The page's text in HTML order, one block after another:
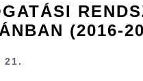
(2016-
21.